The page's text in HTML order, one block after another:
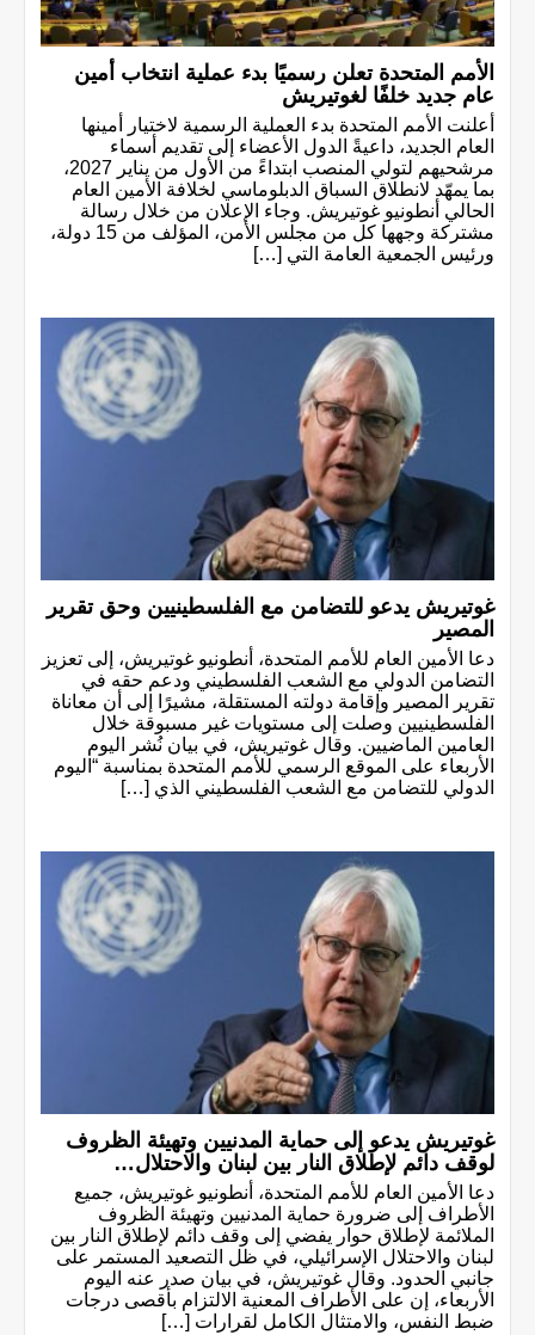
الأمم المتحدة تعلن رسميًا بدء عملية انتخاب أمين
عام جديد خلفًا لغوتيريش
أعلنت الأمم المتحدة بدء العملية الرسمية لاختيار أمينها
العام الجديد، داعيةً الدول الأعضاء إلى تقديم أسماء
مرشحيهم لتولي المنصب ابتداءً من الأول من يناير 2027،
بما يمهّد لانطلاق السباق الدبلوماسي لخلافة الأمين العام
الحالي أنطونيو غوتيريش. وجاء الإعلان من خلال رسالة
مشتركة وجهها كل من مجلس الأمن، المؤلف من 15 دولة،
ورئيس الجمعية العامة التي […]
غوتيريش يدعو للتضامن مع الفلسطينيين وحق تقرير
المصير
دعا الأمين العام للأمم المتحدة، أنطونيو غوتيريش، إلى تعزيز
التضامن الدولي مع الشعب الفلسطيني ودعم حقه في
تقرير المصير وإقامة دولته المستقلة، مشيرًا إلى أن معاناة
الفلسطينيين وصلت إلى مستويات غير مسبوقة خلال
العامين الماضيين. وقال غوتيريش، في بيان نُشر اليوم
الأربعاء على الموقع الرسمي للأمم المتحدة بمناسبة “اليوم
الدولي للتضامن مع الشعب الفلسطيني الذي […]
غوتيريش يدعو إلى حماية المدنيين وتهيئة الظروف
لوقف دائم لإطلاق النار بين لبنان والاحتلال…
دعا الأمين العام للأمم المتحدة، أنطونيو غوتيريش، جميع
الأطراف إلى ضرورة حماية المدنيين وتهيئة الظروف
الملائمة لإطلاق حوار يفضي إلى وقف دائم لإطلاق النار بين
لبنان والاحتلال الإسرائيلي، في ظل التصعيد المستمر على
جانبي الحدود. وقال غوتيريش، في بيان صدر عنه اليوم
الأربعاء، إن على الأطراف المعنية الالتزام بأقصى درجات
ضبط النفس، والامتثال الكامل لقرارات […]